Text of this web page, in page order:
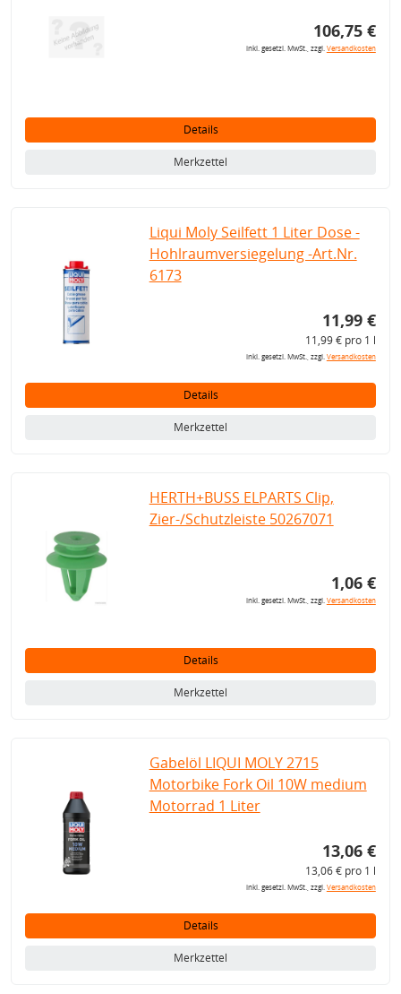
106,75 €
inkl. gesetzl. MwSt., zzgl.Versandkosten
Details
Merkzettel
Liqui Moly Seilfett 1 Liter Dose -
Hohlraumversiegelung -Art.Nr.
6173
11,99 €
11,99 € pro 1 l
inkl. gesetzl. MwSt., zzgl.Versandkosten
Details
Merkzettel
HERTH+BUSS ELPARTS Clip,
Zier-/Schutzleiste 50267071
1,06 €
inkl. gesetzl. MwSt., zzgl.Versandkosten
Details
Merkzettel
Gabelöl LIQUI MOLY 2715
Motorbike Fork Oil 10W medium
Motorrad 1 Liter
13,06 €
13,06 € pro 1 l
inkl. gesetzl. MwSt., zzgl.Versandkosten
Details
Merkzettel